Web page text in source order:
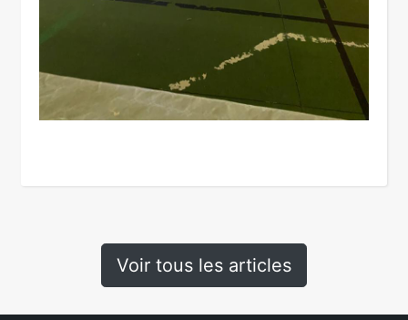
Voir tous les articles